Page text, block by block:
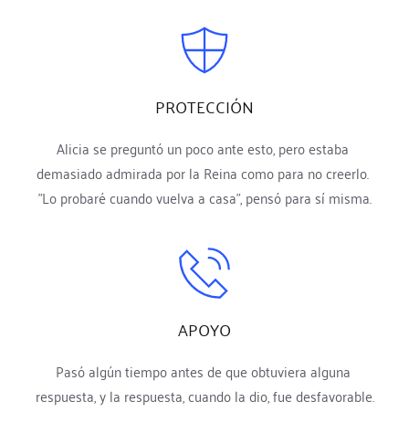
PROTECCIÓN
Alicia se preguntó un poco ante esto, pero estaba
demasiado admirada por la Reina como para no creerlo.
"Lo probaré cuando vuelva a casa", pensó para sí misma.
APOYO
Pasó algún tiempo antes de que obtuviera alguna
respuesta, y la respuesta, cuando la dio, fue desfavorable.